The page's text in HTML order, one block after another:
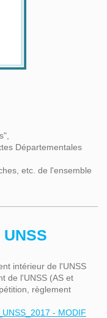
Départementales
etc. de l'ensemble
UNSS
intérieur de l'UNSS
de l'UNSS (AS et
règlement
- MODIF